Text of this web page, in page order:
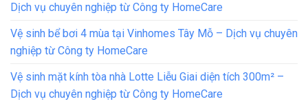
Dịch vụ chuyên nghiệp từ Công ty HomeCare
Vệ sinh bể bơi 4 mùa tại Vinhomes Tây Mỗ – Dịch vụ chuyên
nghiệp từ Công ty HomeCare
Vệ sinh mặt kính tòa nhà Lotte Liễu Giai diện tích 300m² –
Dịch vụ chuyên nghiệp từ Công ty HomeCare